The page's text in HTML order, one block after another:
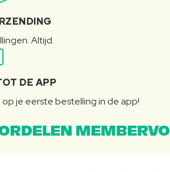
Altijd.
DE APP
je eerste bestelling in de app!